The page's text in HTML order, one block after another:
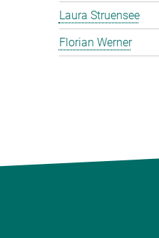
Laura Struensee
Florian Werner